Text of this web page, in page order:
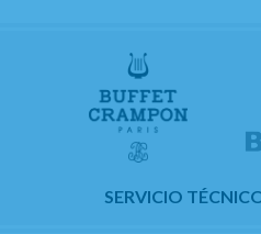
SERVICIO